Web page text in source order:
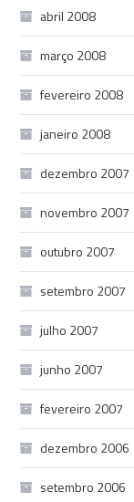
abril 2008
março 2008
fevereiro 2008
janeiro 2008
dezembro 2007
novembro 2007
outubro 2007
setembro 2007
julho 2007
junho 2007
fevereiro 2007
dezembro 2006
setembro 2006